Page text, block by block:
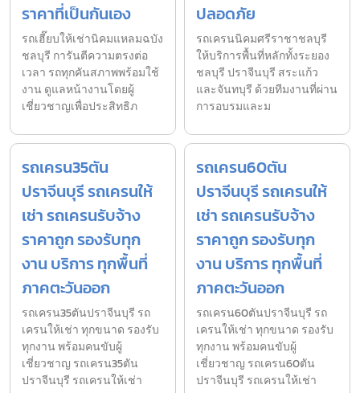
ราคาที่เป็นกันเอง
รถเฮี๊ยบให้เช่านิคมแหลมฉบัง
ชลบุรี การันตีความตรงต่อ
เวลา รถทุกคันสภาพพร้อมใช้
งาน ดูแลหน้างานโดยผู้
เชี่ยวชาญเพื่อประสิทธิภ
ปลอดภัย
รถเครนนิคมศรีราชาชลบุรี
ให้บริการพื้นที่หลักทั้งระยอง
ชลบุรี ปราจีนบุรี สระแก้ว
และจันทบุรี ด้วยทีมงานที่ผ่าน
การอบรมและม
รถเครน35ตัน
ปราจีนบุรี รถเครนให้
เช่า รถเครนรับจ้าง
ราคาถูก รองรับทุก
งาน บริการ ทุกพื้นที่
ภาคตะวันออก
รถเครน35ตันปราจีนบุรี รถ
เครนให้เช่า ทุกขนาด รองรับ
ทุกงาน พร้อมคนขับผู้
เชี่ยวชาญ รถเครน35ตัน
ปราจีนบุรี รถเครนให้เช่า
รถเครน60ตัน
ปราจีนบุรี รถเครนให้
เช่า รถเครนรับจ้าง
ราคาถูก รองรับทุก
งาน บริการ ทุกพื้นที่
ภาคตะวันออก
รถเครน60ตันปราจีนบุรี รถ
เครนให้เช่า ทุกขนาด รองรับ
ทุกงาน พร้อมคนขับผู้
เชี่ยวชาญ รถเครน60ตัน
ปราจีนบุรี รถเครนให้เช่า